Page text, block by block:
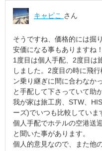
キャピこ さん
そうですね、価格的には掘
安価になる事もありますね！
1度目は個人手配、2度目は
しました。2度目の時に飛
ン乗り継ぎに間に合わなか
と手配して下さっていて助
我が家は旅工房、STW、
ーズ)でいつも比較していま
個人手配でホテルの空港送
と聞いた事があります。
個人的意見なので、また他